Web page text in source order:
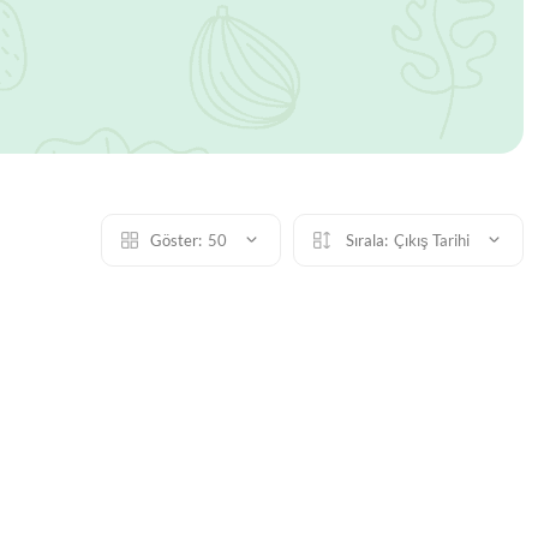
Göster: 50 Sırala: Çıkış Tarihi